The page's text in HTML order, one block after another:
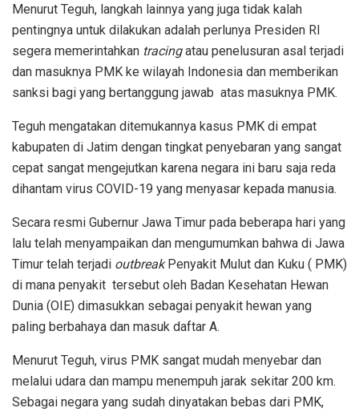
Menurut Teguh, langkah lainnya yang juga tidak kalah
pentingnya untuk dilakukan adalah perlunya Presiden RI
segera memerintahkan tracingatau penelusuran asal terjadi
dan masuknya PMK ke wilayah Indonesia dan memberikan
sanksi bagi yang bertanggung jawab atas masuknya PMK.
Teguh mengatakan ditemukannya kasus PMK di empat
kabupaten di Jatim dengan tingkat penyebaran yang sangat
cepat sangat mengejutkan karena negara ini baru saja reda
dihantam virus COVID-19 yang menyasar kepada manusia.
Secara resmi Gubernur Jawa Timur pada beberapa hari yang
lalu telah menyampaikan dan mengumumkan bahwa di Jawa
Timur telah terjadi outbreakPenyakit Mulut dan Kuku ( PMK)
di mana penyakit tersebut oleh Badan Kesehatan Hewan
Dunia (OIE) dimasukkan sebagai penyakit hewan yang
paling berbahaya dan masuk daftar A.
Menurut Teguh, virus PMK sangat mudah menyebar dan
melalui udara dan mampu menempuh jarak sekitar 200 km.
Sebagai negara yang sudah dinyatakan bebas dari PMK,